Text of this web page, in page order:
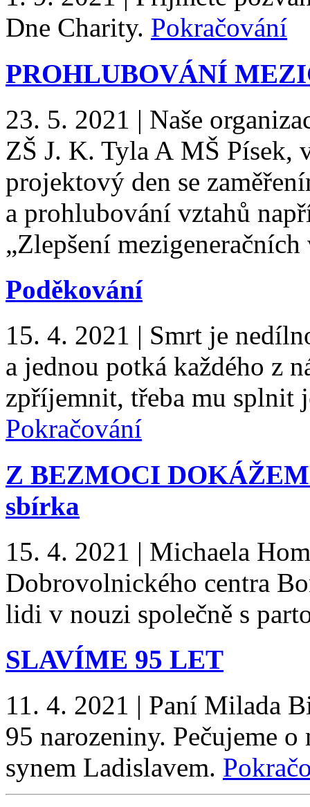
Dne Charity. Pokračování
PROHLUBOVÁNÍ
23. 5. 2021 | Naše
ZŠ J. K. Tyla A MŠ Písek,
projektový den se
a prohlubování vztahů
„Zlepšení
Poděkování
15. 4. 2021 | Smrt je
a jednou potká každého z
zpříjemnit, třeba mu
Pokračování
Z BEZMOCI
sbírka
15. 4. 2021 | Michaela
Dobrovolnického centra
lidi v nouzi společně s
SLAVÍME 95 LET
11. 4. 2021 | Paní Milada
95 narozeniny. Pečujeme
synem Ladislavem.